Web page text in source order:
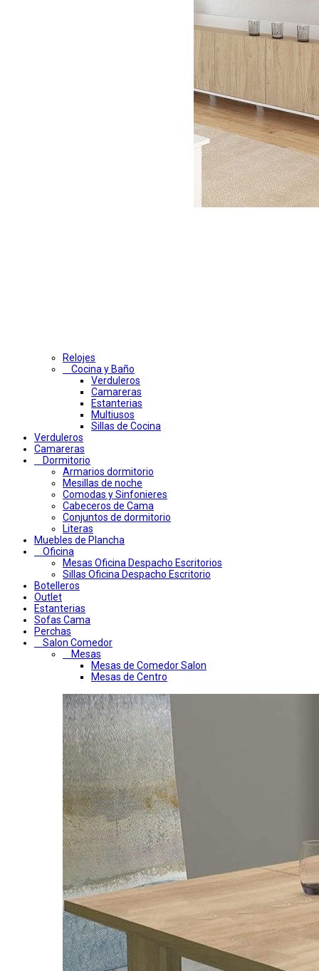
Relojes
Cocina y Baño
Verduleros
Camareras
Estanterias
Multiusos
Sillas de Cocina
Verduleros
Camareras
Dormitorio
Armarios dormitorio
Mesillas de noche
Comodas y Sinfonieres
Cabeceros de Cama
Conjuntos de dormitorio
Literas
Muebles de Plancha
Oficina
Mesas Oficina Despacho Escritorios
Sillas Oficina Despacho Escritorio
Botelleros
Outlet
Estanterias
Sofas Cama
Perchas
Salon Comedor
Mesas
Mesas de Comedor Salon
Mesas de Centro